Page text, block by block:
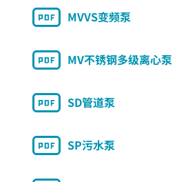
MVVS变频泵
MV不锈钢多级离心泵
SD管道泵
SP污水泵